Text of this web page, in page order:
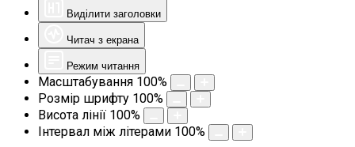
Виділити заголовки
Читач з екрана
Режим читання
Масштабування 100%
Розмір шрифту 100%
Висота лінії 100%
Інтервал між літерами 100%